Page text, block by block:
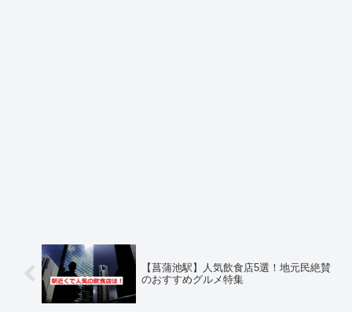
【菖蒲池駅】人気飲食店5選！地元民絶賛
のおすすめグルメ特集